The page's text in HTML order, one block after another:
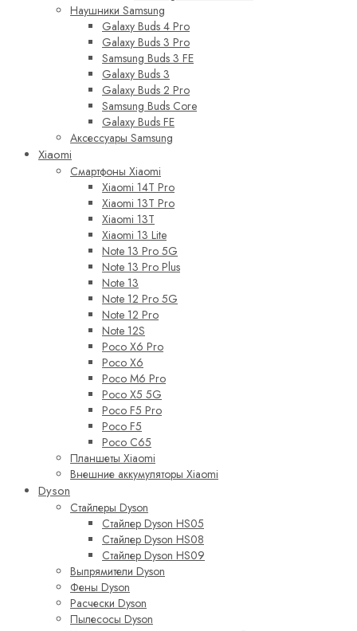
Наушники Samsung
Galaxy Buds 4 Pro
Galaxy Buds 3 Pro
Samsung Buds 3 FE
Galaxy Buds 3
Galaxy Buds 2 Pro
Samsung Buds Core
Galaxy Buds FE
Аксессуары Samsung
Xiaomi
Смартфоны Xiaomi
Xiaomi 14T Pro
Xiaomi 13T Pro
Xiaomi 13T
Xiaomi 13 Lite
Note 13 Pro 5G
Note 13 Pro Plus
Note 13
Note 12 Pro 5G
Note 12 Pro
Note 12S
Poco X6 Pro
Poco X6
Poco M6 Pro
Poco X5 5G
Poco F5 Pro
Poco F5
Poco C65
Планшеты Xiaomi
Внешние аккумуляторы Xiaomi
Dyson
Стайлеры Dyson
Стайлер Dyson HS05
Стайлер Dyson HS08
Стайлер Dyson HS09
Выпрямители Dyson
Фены Dyson
Расчески Dyson
Пылесосы Dyson